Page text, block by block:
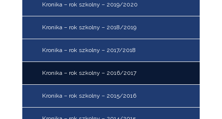
Kronika – rok szkolny – 2019/2020
Kronika – rok szkolny – 2018/2019
Kronika – rok szkolny – 2017/2018
Kronika – rok szkolny – 2016/2017
Kronika – rok szkolny – 2015/2016